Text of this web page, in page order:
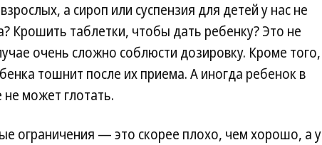
а сироп или суспензия для детей у нас не
Крошить таблетки, чтобы дать ребенку? Это не
очень сложно соблюсти дозировку. Кроме того,
тошнит после их приема. А иногда ребенок в
может глотать.
ограничения — это скорее плохо, чем хорошо, а у